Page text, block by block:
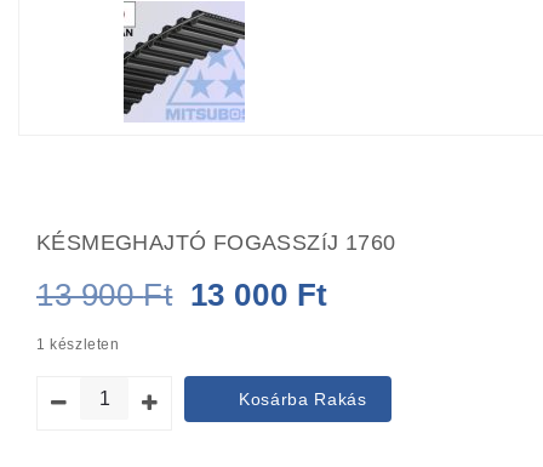
KÉSMEGHAJTÓ FOGASSZíJ 1760
13 900Ft Original
was:
13
13 000 Ft
is:
13
1 készleten
Kosárba Rakás